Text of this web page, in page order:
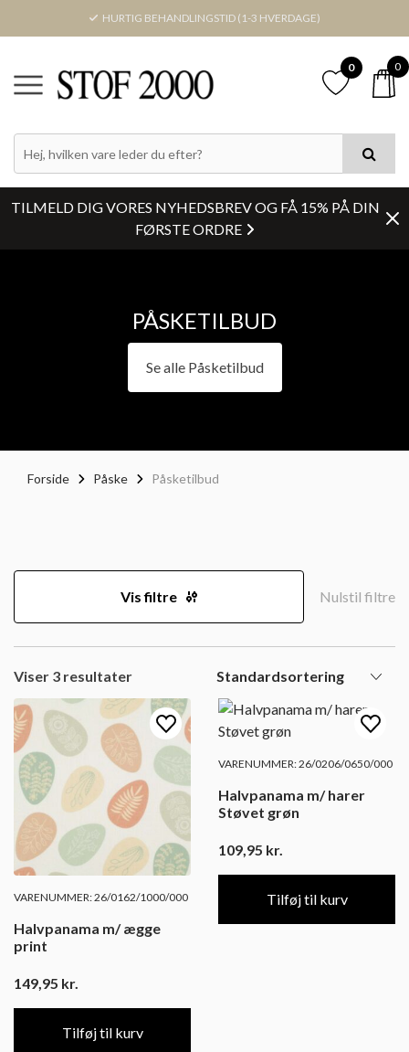
HURTIG BEHANDLINGSTID (1-3 HVERDAGE)
0 0
TILMELD DIG VORES NYHEDSBREV OG FÅ 15% PÅ DIN
FØRSTE ORDRE
PÅSKETILBUD
Se alle Påsketilbud
Forside Påske Påsketilbud
PRIS
FARVE
Nulstil
Vis filtre Nulstil filtre
Viser 3 resultater
VARENUMMER: 26/0162/1000/000
Halvpanama m/ ægge
print
149,95 kr.
Tilføj til kurv
VARENUMMER: 26/0206/0650/000
Halvpanama m/ harer
Støvet grøn
109,95 kr.
Tilføj til kurv